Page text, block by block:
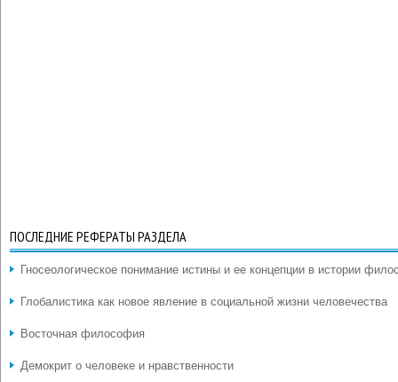
ПОСЛЕДНИЕ РЕФЕРАТЫ РАЗДЕЛА
Гносеологическое понимание истины и ее концепции в истории
Глобалистика как новое явление в социальной жизни человечества
Восточная философия
Демокрит о человеке и нравственности